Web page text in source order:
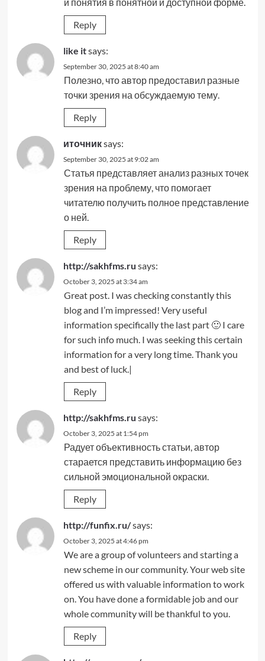
Reply
like itsays:
September 30, 2025 at 8:40 am
Полезно, что автор предоставил разные
точки зрения на обсуждаемую тему.
Reply
иточникsays:
September 30, 2025 at 9:02 am
Статья представляет анализ разных точек
зрения на проблему, что помогает
читателю получить полное представление
о ней.
Reply
http://sakhfms.ru says:
October 3, 2025 at 3:34 am
Great post. I was checking constantly this
blog and I’m impressed! Very useful
information specifically the last part 🙂 I care
for such info much. I was seeking this certain
information for a very long time. Thank you
and best of luck.|
Reply
http://sakhfms.ru says:
October 3, 2025 at 1:54 pm
Радует объективность статьи, автор
старается представить информацию без
сильной эмоциональной окраски.
Reply
http://funfix.ru/says:
October 3, 2025 at 4:46 pm
We are a group of volunteers and starting a
new scheme in our community. Your web site
offered us with valuable information to work
on. You have done a formidable job and our
whole community will be thankful to you.
Reply